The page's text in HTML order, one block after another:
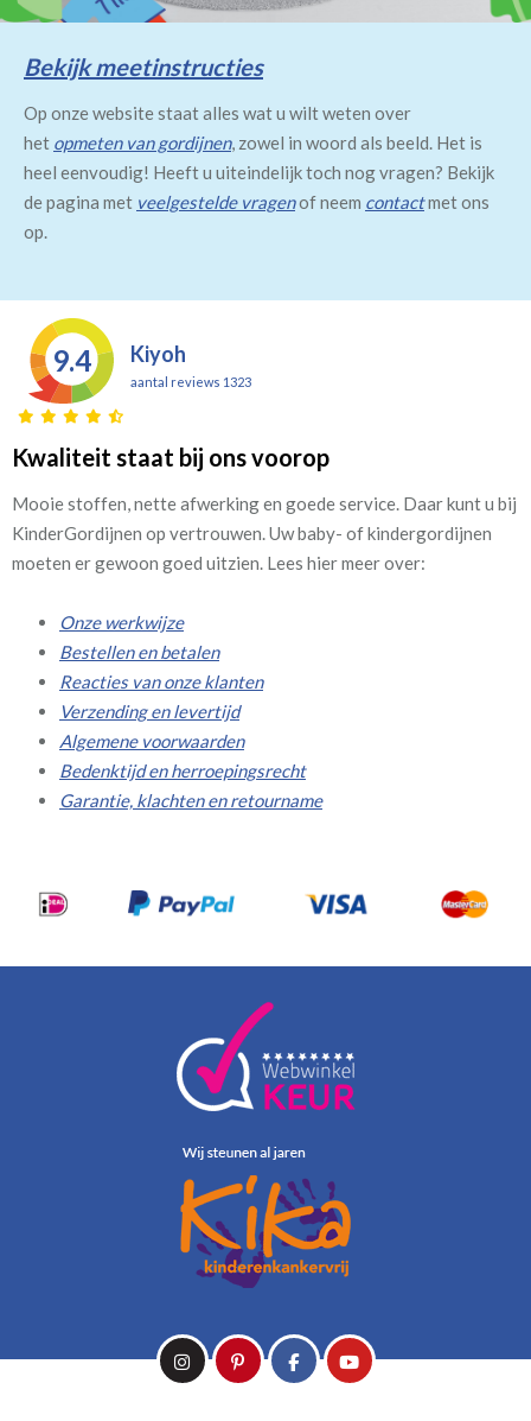
Bekijk meetinstructies
Op onze website staat alles wat u wilt weten over
het opmeten van gordijnen, zowel in woord als beeld. Het is
heel eenvoudig! Heeft u uiteindelijk toch nog vragen? Bekijk
de pagina met veelgestelde vragenof neem contactmet ons
op.
9.4 Kiyoh
aantal reviews 1323
Kwaliteit staat bij ons voorop
Mooie stoffen, nette afwerking en goede service. Daar kunt u bij
KinderGordijnen op vertrouwen. Uw baby- of kindergordijnen
moeten er gewoon goed uitzien. Lees hier meer over:
Onze werkwijze
Bestellen en betalen
Reacties van onze klanten
Verzending en levertijd
Algemene voorwaarden
Bedenktijd en herroepingsrecht
Garantie, klachten en retourname